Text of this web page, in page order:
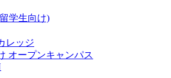
学生向け)
レッジ
オープンキャンパス